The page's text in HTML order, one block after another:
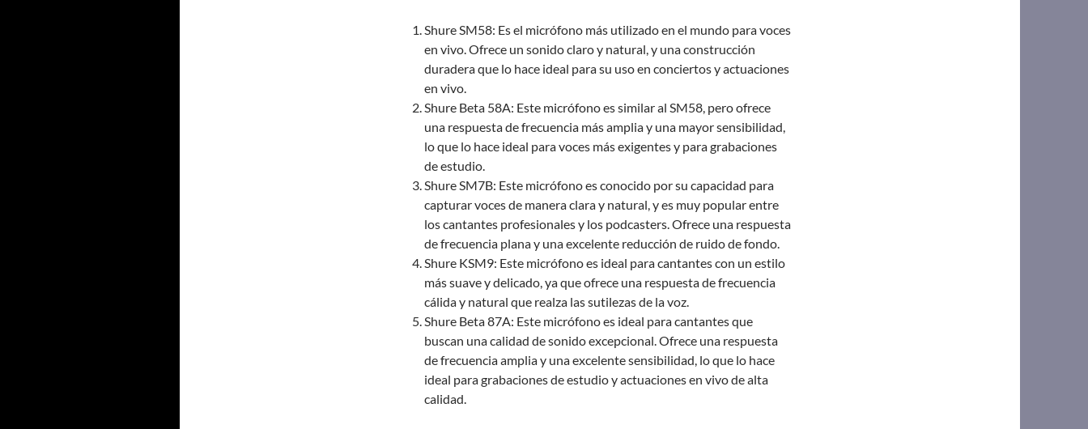
Shure SM58: Es el micrófono más utilizado en el mundo para voces
en vivo. Ofrece un sonido claro y natural, y una construcción
duradera que lo hace ideal para su uso en conciertos y actuaciones
en vivo.
Shure Beta 58A: Este micrófono es similar al SM58, pero ofrece
una respuesta de frecuencia más amplia y una mayor sensibilidad,
lo que lo hace ideal para voces más exigentes y para grabaciones
de estudio.
Shure SM7B: Este micrófono es conocido por su capacidad para
capturar voces de manera clara y natural, y es muy popular entre
los cantantes profesionales y los podcasters. Ofrece una respuesta
de frecuencia plana y una excelente reducción de ruido de fondo.
Shure KSM9: Este micrófono es ideal para cantantes con un estilo
más suave y delicado, ya que ofrece una respuesta de frecuencia
cálida y natural que realza las sutilezas de la voz.
Shure Beta 87A: Este micrófono es ideal para cantantes que
buscan una calidad de sonido excepcional. Ofrece una respuesta
de frecuencia amplia y una excelente sensibilidad, lo que lo hace
ideal para grabaciones de estudio y actuaciones en vivo de alta
calidad.